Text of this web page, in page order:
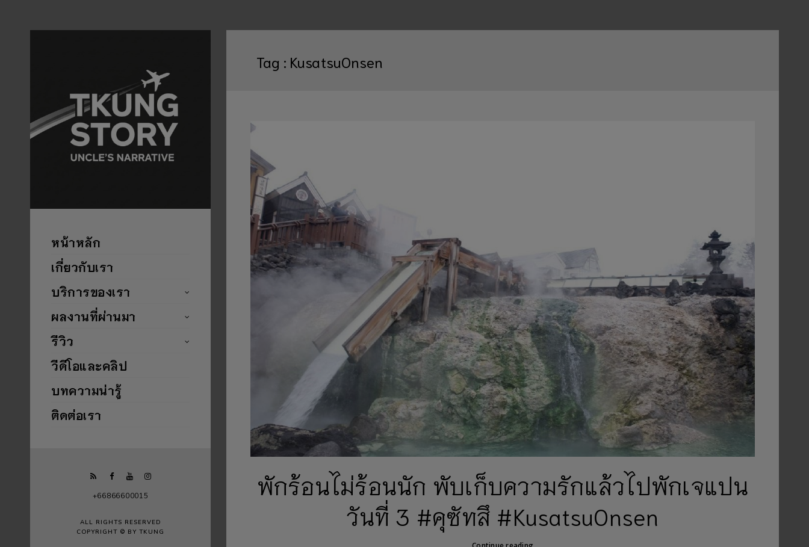
หน้าหลัก
เกี่ยวกับเรา
บริการของเรา
ผลงานที่ผ่านมา
รีวิว
วีดีโอและคลิป
บทความน่ารู้
ติดต่อเรา
+66866600015
ALL RIGHTS RESERVED
COPYRIGHT © BY TKUNG
Tag : KusatsuOnsen
พักร้อนไม่ร้อนนัก พับเก็บความรักแล้วไปพักเจแปน
วันที่ 3 #คุซัทสึ #KusatsuOnsen